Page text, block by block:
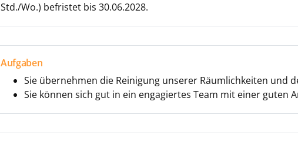
Std./Wo.) befristet bis 30.06.2028.
Aufgaben
Sie übernehmen die Reinigung unserer Räumlichkeiten und
Sie können sich gut in ein engagiertes Team mit einer guten